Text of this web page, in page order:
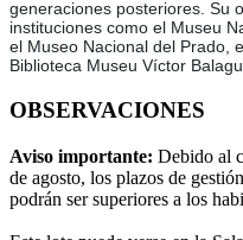
generaciones posteriores. Su
instituciones como el Museu
el Museo Nacional del Prado,
Biblioteca Museu Víctor
OBSERVACIONES
Aviso importante: Debido al
de agosto, los plazos de
podrán ser superiores a los